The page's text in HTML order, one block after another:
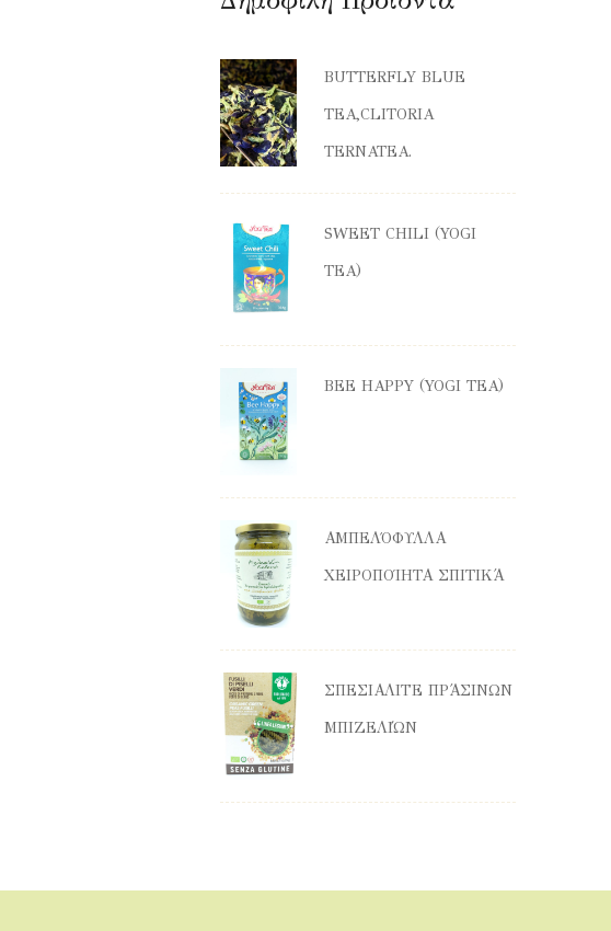
BUTTERFLY BLUE
TEA,CLITORIA
TERNATEA.
SWEET CHILI (YOGI
TEA)
BEE HAPPY (YOGI TEA)
ΑΜΠΕΛΌΦΥΛΛΑ
ΧΕΙΡΟΠΟΊΗΤΑ ΣΠΙΤΙΚΆ
ΣΠΕΣΙΑΛΙΤΈ ΠΡΆΣΙΝΩΝ
ΜΠΙΖΕΛΙΏΝ